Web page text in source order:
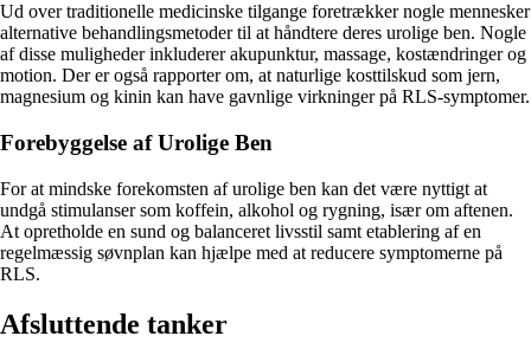
Ud over traditionelle medicinske tilgange foretrækker nogle mennesker
alternative behandlingsmetoder til at håndtere deres urolige ben. Nogle
af disse muligheder inkluderer akupunktur, massage, kostændringer og
motion. Der er også rapporter om, at naturlige kosttilskud som jern,
magnesium og kinin kan have gavnlige virkninger på RLS-symptomer.
Forebyggelse af Urolige Ben
For at mindske forekomsten af urolige ben kan det være nyttigt at
undgå stimulanser som koffein, alkohol og rygning, især om aftenen.
At opretholde en sund og balanceret livsstil samt etablering af en
regelmæssig søvnplan kan hjælpe med at reducere symptomerne på
RLS.
Afsluttende tanker